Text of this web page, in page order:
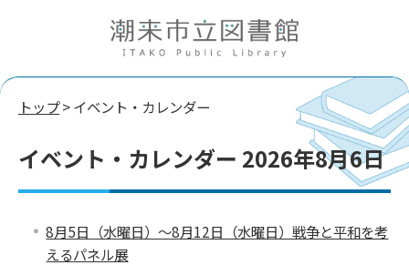
トップ> イベント・カレンダー
イベント・カレンダー 2026年8月6日
8月5日（水曜日）～8月12日（水曜日）戦争と平和を考
えるパネル展